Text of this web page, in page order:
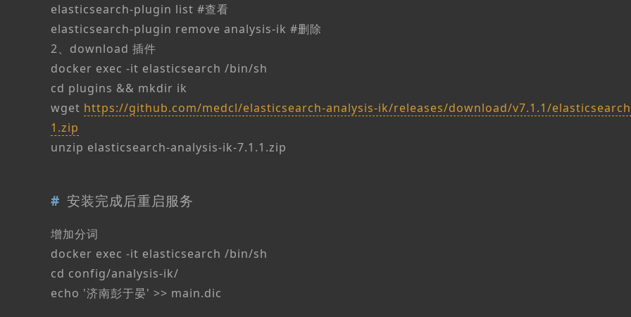
elasticsearch-plugin list #查看
elasticsearch-plugin remove analysis-ik #删除
2、download 插件
docker exec -it elasticsearch /bin/sh
cd plugins && mkdir ik
wget https://github.com/medcl/elasticsearch-analysis-ik/releases/download/v7.1.1/
1.zip
unzip elasticsearch-analysis-ik-7.1.1.zip
安装完成后重启服务
增加分词
docker exec -it elasticsearch /bin/sh
cd config/analysis-ik/
echo '济南彭于晏' >> main.dic